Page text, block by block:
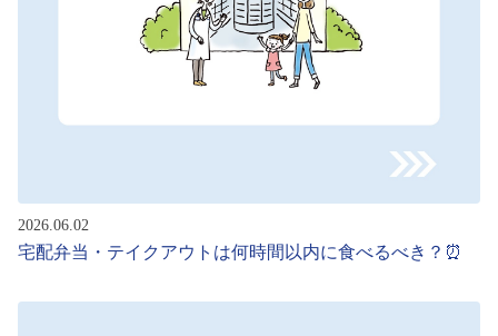
2026.06.02
宅配弁当・テイクアウトは何時間以内に食べるべき？⏰